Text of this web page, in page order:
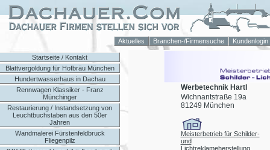
Aktuelles Branchen-/Firmensuche Kundenlogin
Startseite / Kontakt
Blattvergoldung für Hofbräu München
Hundertwasserhaus in Dachau
Rennwagen Klassiker - Franz
Münchinger
Restaurierung / Instandsetzung von
Leuchtbuchstaben aus den 50er
Jahren
Wandmalerei Fürstenfeldbruck
Fliegenpilz
Werbetechnik Hartl
Wichnantstraße 19a
81249 München
Meisterbetrieb für Schilder-
und
Lichtreklameherstellung,